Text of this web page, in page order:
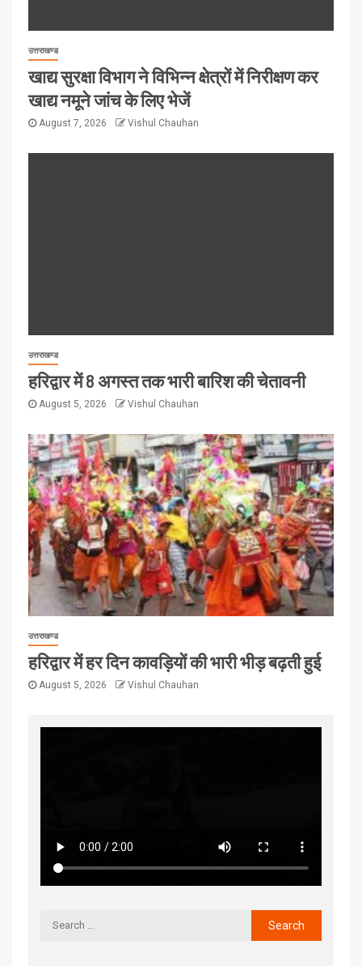
उत्तराखण्ड
खाद्य सुरक्षा विभाग ने विभिन्न क्षेत्रों में निरीक्षण कर
खाद्य नमूने जांच के लिए भेजें
August 7, 2026 Vishul Chauhan
उत्तराखण्ड
हरिद्वार में 8 अगस्त तक भारी बारिश की चेतावनी
August 5, 2026 Vishul Chauhan
उत्तराखण्ड
हरिद्वार में हर दिन कावड़ियों की भारी भीड़ बढ़ती हुई
August 5, 2026 Vishul Chauhan